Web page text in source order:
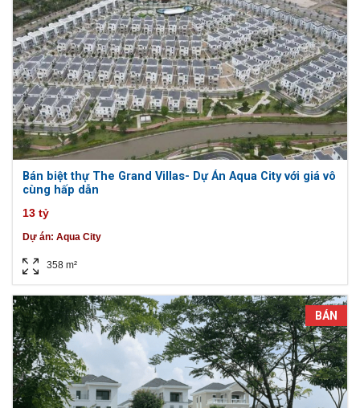
Bán biệt thự The Grand Villas- Dự Án Aqua City với giá vô
cùng hấp dẫn
13 tỷ
Dự án: Aqua City
358 m²
BÁN